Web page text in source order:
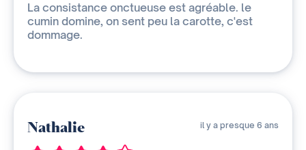
La consistance onctueuse est agréable. le
cumin domine, on sent peu la carotte, c'est
dommage.
Nathalie il y a presque 6 ans